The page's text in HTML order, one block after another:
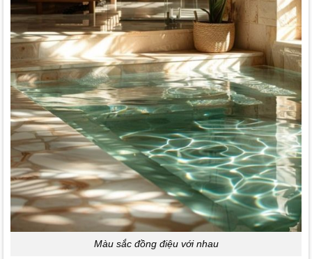
Màu sắc đồng điệu với nhau